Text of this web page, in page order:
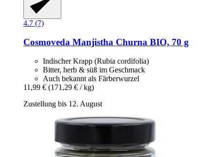
4.7 (7)
Cosmoveda Manjistha Churna BIO, 70 g
Indischer Krapp (Rubia cordifolia)
Bitter, herb & süß im Geschmack
Auch bekannt als Färberwurzel
11,99 € (171,29 € / kg)
Zustellung bis 12. August